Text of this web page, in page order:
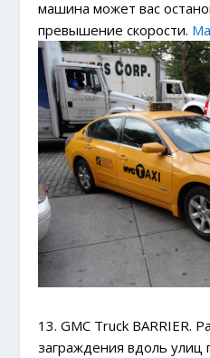
машина может вас
превышение скорости.
13. GMC Truck BARRIER.
заграждения вдоль улиц